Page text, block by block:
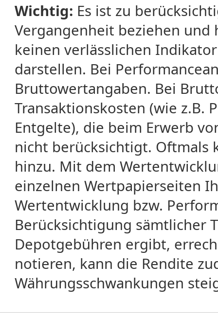
Wichtig: Es ist zu
Vergangenheit beziehen
keinen verlässlichen
darstellen. Bei
Bruttowertangaben. Bei
Transaktionskosten (wie z.B.
Entgelte), die beim Erwerb
nicht berücksichtigt. Oftmals
hinzu. Mit dem
einzelnen Wertpapierseiten
Wertentwicklung bzw.
Berücksichtigung sämtlicher
Depotgebühren ergibt,
notieren, kann die Rendite
Währungsschwankungen